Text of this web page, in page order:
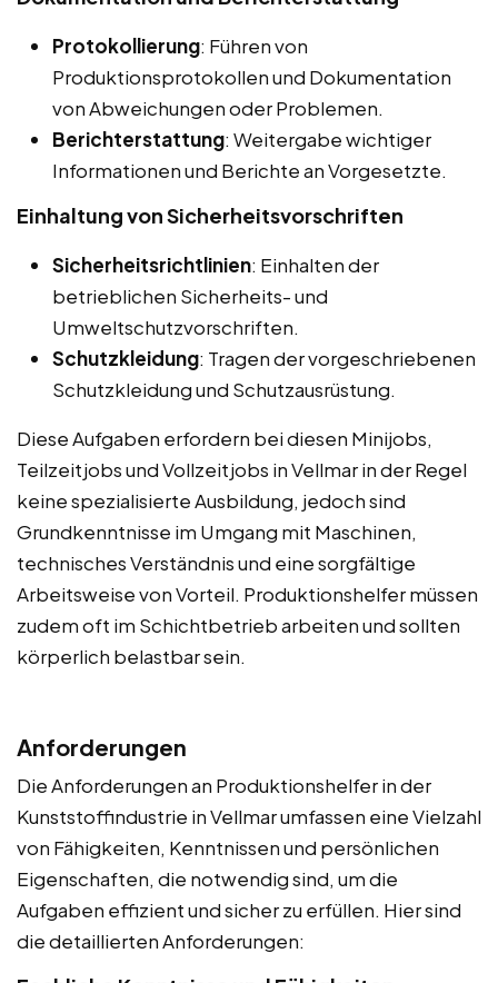
Protokollierung: Führen von
Produktionsprotokollen und Dokumentation
von Abweichungen oder Problemen.
Berichterstattung: Weitergabe wichtiger
Informationen und Berichte an Vorgesetzte.
Einhaltung von Sicherheitsvorschriften
Sicherheitsrichtlinien: Einhalten der
betrieblichen Sicherheits- und
Umweltschutzvorschriften.
Schutzkleidung: Tragen der vorgeschriebenen
Schutzkleidung und Schutzausrüstung.
Diese Aufgaben erfordern bei diesen Minijobs,
Teilzeitjobs und Vollzeitjobs in Vellmar in der Regel
keine spezialisierte Ausbildung, jedoch sind
Grundkenntnisse im Umgang mit Maschinen,
technisches Verständnis und eine sorgfältige
Arbeitsweise von Vorteil. Produktionshelfer müssen
zudem oft im Schichtbetrieb arbeiten und sollten
körperlich belastbar sein.
Anforderungen
Die Anforderungen an Produktionshelfer in der
Kunststoffindustrie in Vellmar umfassen eine Vielzahl
von Fähigkeiten, Kenntnissen und persönlichen
Eigenschaften, die notwendig sind, um die
Aufgaben effizient und sicher zu erfüllen. Hier sind
die detaillierten Anforderungen: